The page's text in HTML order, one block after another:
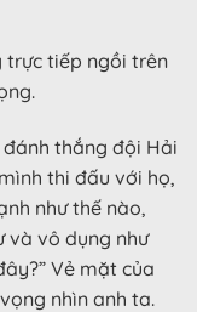
trực tiếp ngồi trên
thắng đội Hải
thi đấu với họ,
như thế nào,
và vô dụng như
Vẻ mặt của
nhìn anh ta.